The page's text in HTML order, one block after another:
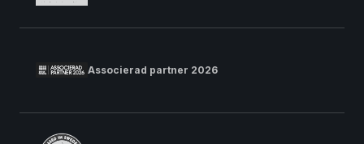
Associerad partner 2026